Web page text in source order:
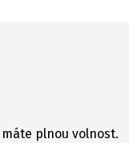
plnou volnost.